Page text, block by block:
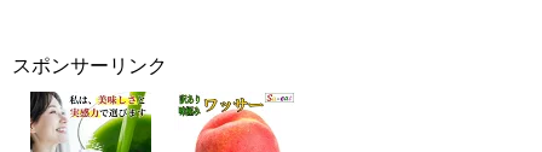
スポンサーリンク